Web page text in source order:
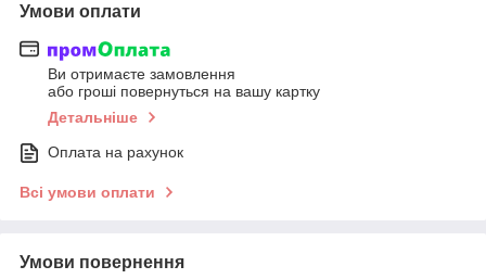
Умови оплати
Ви отримаєте замовлення
або гроші повернуться на вашу картку
Детальніше
Оплата на рахунок
Всі умови оплати
Умови повернення